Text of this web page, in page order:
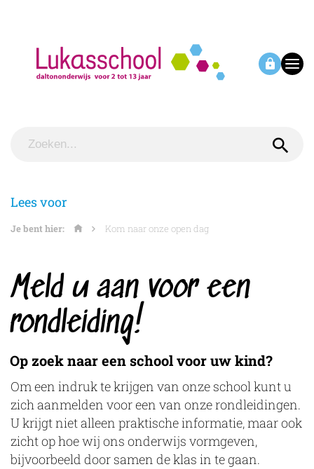
Lees voor
Je bent hier: Kom naar onze open dag
Meld u aan voor een
rondleiding!
Op zoek naar een school voor uw kind?
Om een indruk te krijgen van onze school kunt u
zich aanmelden voor een van onze rondleidingen.
U krijgt niet alleen praktische informatie, maar ook
zicht op hoe wij ons onderwijs vormgeven,
bijvoorbeeld door samen de klas in te gaan.